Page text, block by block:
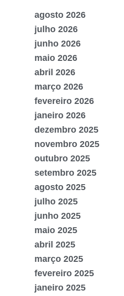
agosto 2026
julho 2026
junho 2026
maio 2026
abril 2026
março 2026
fevereiro 2026
janeiro 2026
dezembro 2025
novembro 2025
outubro 2025
setembro 2025
agosto 2025
julho 2025
junho 2025
maio 2025
abril 2025
março 2025
fevereiro 2025
janeiro 2025